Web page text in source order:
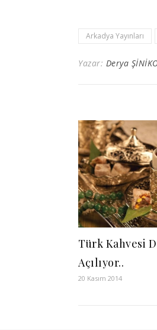
Arkadya Yayınları
Yazar: Derya
Türk Kahvesi
Açılıyor..
20 Kasım 2014